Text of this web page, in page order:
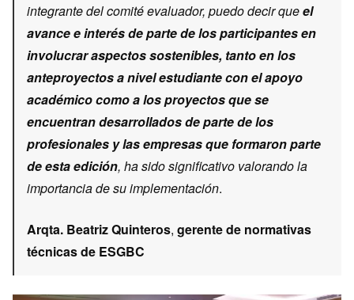
integrante del comité evaluador, puedo decir queel
avance e interés de parte de los participantes en
involucrar aspectos sostenibles, tanto en los
anteproyectos a nivel estudiante con el apoyo
académico como a los proyectos que se
encuentran desarrollados de parte de los
profesionales y las empresas que formaron parte
de esta edición, ha sido significativo valorando la
importancia de su implementación.
Arqta. Beatriz Quinteros, gerente de normativas
técnicas de ESGBC